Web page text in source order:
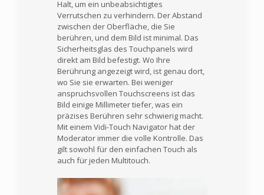
Halt, um ein unbeabsichtigtes
Verrutschen zu verhindern. Der Abstand
zwischen der Oberfläche, die Sie
berühren, und dem Bild ist minimal. Das
Sicherheitsglas des Touchpanels wird
direkt am Bild befestigt. Wo Ihre
Berührung angezeigt wird, ist genau dort,
wo Sie sie erwarten. Bei weniger
anspruchsvollen Touchscreens ist das
Bild einige Millimeter tiefer, was ein
präzises Berühren sehr schwierig macht.
Mit einem Vidi-Touch Navigator hat der
Moderator immer die volle Kontrolle. Das
gilt sowohl für den einfachen Touch als
auch für jeden Multitouch.